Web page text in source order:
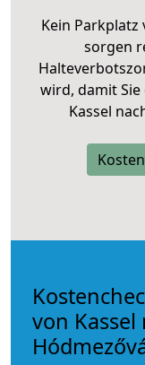
Kein Parkplatz
sorgen
wird, damit
Kassel
von Kassel